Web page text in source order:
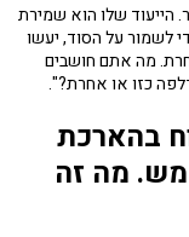
שלו הוא שמירת
לשמור על הסוד, יעשו
מה אתם חושבים
כזו או אחרת?".
בהארכת
מה זה